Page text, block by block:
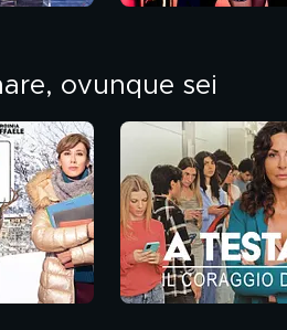
ovunque sei